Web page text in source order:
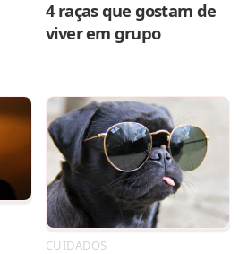
4 raças que gostam de
viver em grupo
CUIDADOS